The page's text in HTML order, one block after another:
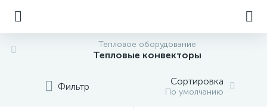
Тепловое оборудование
Тепловые конвекторы
Фильтр Сортировка
По умолчанию